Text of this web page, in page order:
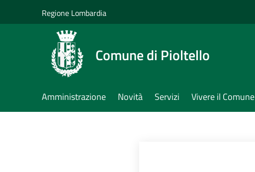
Regione Lombardia
Comune di Pioltello
Amministrazione Novità Servizi Vivere il Comune